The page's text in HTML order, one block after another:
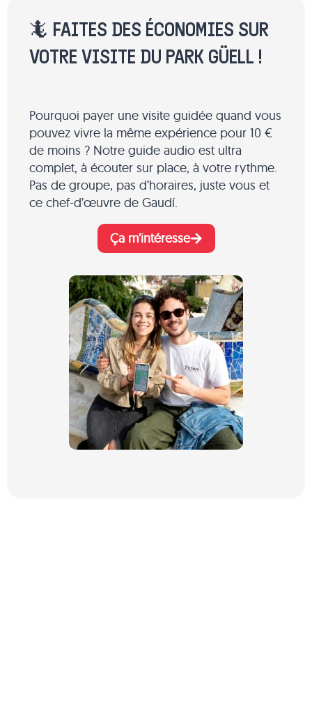
🦎 FAITES DES ÉCONOMIES SUR
VOTRE VISITE DU PARK GÜELL !
Pourquoi payer une visite guidée quand vous
pouvez vivre la même expérience pour 10 €
de moins ? Notre guide audio est ultra
complet, à écouter sur place, à votre rythme.
Pas de groupe, pas d’horaires, juste vous et
ce chef-d’œuvre de Gaudí.
Ça m’intéresse